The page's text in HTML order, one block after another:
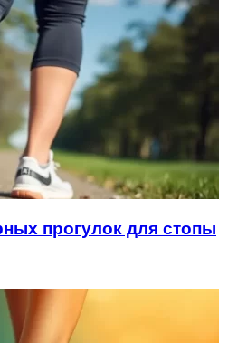
прогулок для стопы